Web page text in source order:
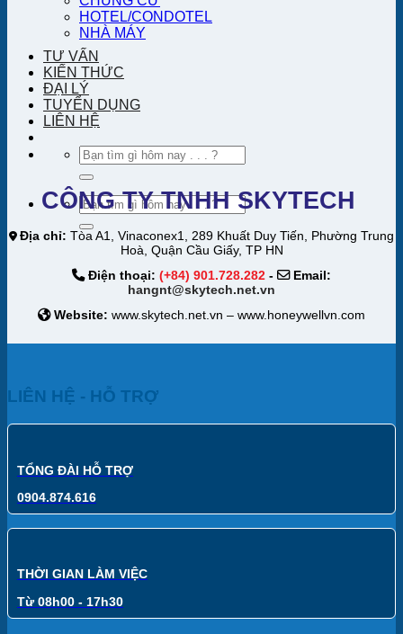
HOTEL/CONDOTEL
NHÀ MÁY
TƯ VẤN
KIẾN THỨC
ĐẠI LÝ
TUYỂN DỤNG
LIÊN HỆ
Tìm
kiếm:
Tìm
kiếm:
CÔNG TY TNHH SKYTECH
Địa chỉ: Tòa A1, Vinaconex1, 289 Khuất Duy Tiến, Phường Trung
Hoà, Quận Cầu Giấy, TP HN
Điện thoại: (+84) 901.728.282 -
Email:
hangnt@skytech.net.vn
Website: www.skytech.net.vn – www.honeywellvn.com
LIÊN HỆ - HỖ TRỢ
TỔNG ĐÀI HỖ TRỢ
0904.874.616
THỜI GIAN LÀM VIỆC
Từ 08h00 - 17h30